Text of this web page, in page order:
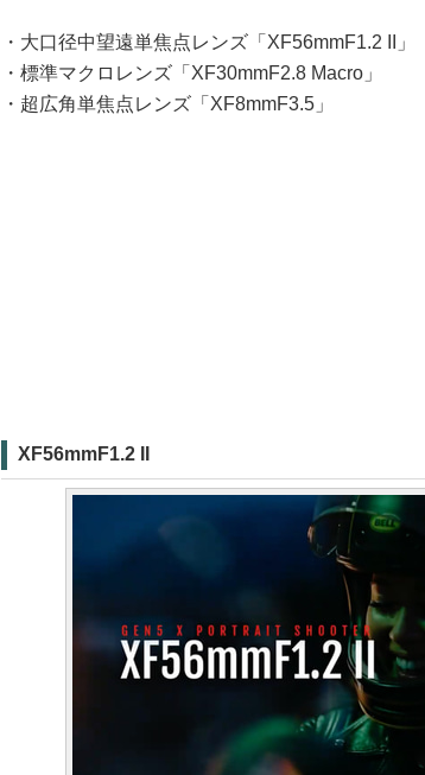
・大口径中望遠単焦点レンズ「XF56mmF1.2 II」
・標準マクロレンズ「XF30mmF2.8 Macro」
・超広角単焦点レンズ「XF8mmF3.5」
XF56mmF1.2 II